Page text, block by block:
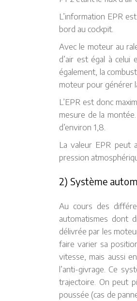
L’information EPR
bord au cockpit.
Avec le moteur au
d’air est égal à celui
également, la
moteur pour générer
L’EPR est donc
mesure de la
d’environ 1,8.
La valeur EPR peut
pression
2) Système
Au cours des
automatismes dont
délivrée par les
faire varier sa
vitesse, mais aussi
l’anti-givrage. Ce
trajectoire. On peut
poussée (cas de